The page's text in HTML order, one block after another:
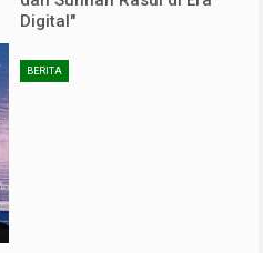
Digital"
BERITA